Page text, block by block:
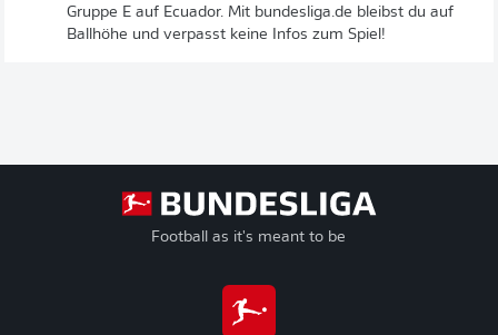
Gruppe E auf Ecuador. Mit bundesliga.de bleibst du auf
Ballhöhe und verpasst keine Infos zum Spiel!
Football as it's meant to be